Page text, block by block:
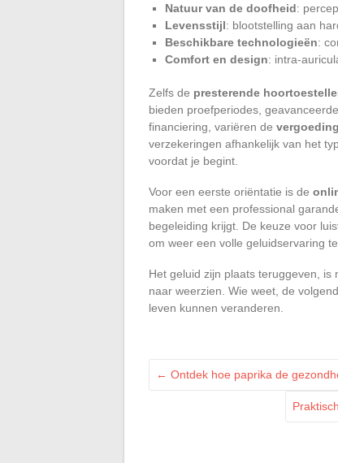
Natuur van de doofheid:
Levensstijl: blootstelling aan
Beschikbare technologieën:
Comfort en design: intra-
Zelfs de presterende
bieden proefperiodes,
financiering, variëren de
verzekeringen afhankelijk van het
voordat je begint.
Voor een eerste oriëntatie is de
maken met een professional
begeleiding krijgt. De keuze voor
om weer een volle geluidservaring
Het geluid zijn plaats teruggeven,
naar weerzien. Wie weet, de
leven kunnen veranderen.
← Ontdek hoe paprika de